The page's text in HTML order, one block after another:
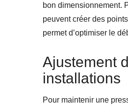
bon dimensionnement.
peuvent créer des
permet d’optimiser le
Ajustement
installations
Pour maintenir une